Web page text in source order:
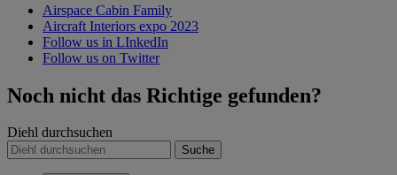
Airspace Cabin Family
Aircraft Interiors expo 2023
Follow us in LInkedIn
Follow us on Twitter
Noch nicht das Richtige gefunden?
Diehl durchsuchen
Suche